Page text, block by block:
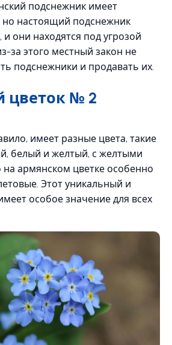
подснежник имеет
настоящий подснежник
они находятся под угрозой
за этого местный закон не
подснежники и продавать их.
цветок № 2
имеет разные цвета, такие
белый и желтый, с желтыми
армянском цветке особенно
Этот уникальный и
особое значение для всех